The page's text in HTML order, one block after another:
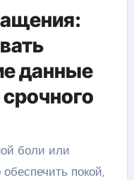
данные
боли или
покой,